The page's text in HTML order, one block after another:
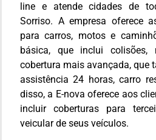
line e atende cidades de
Sorriso. A empresa oferece
para carros, motos e
básica, que inclui
cobertura mais avançada, que
assistência 24 horas, carro
disso, a E-nova oferece aos
incluir coberturas para
veicular de seus veículos.